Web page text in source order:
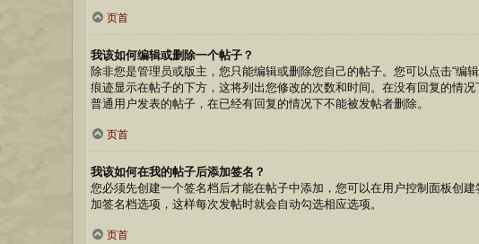
页首
我该如何编辑或删除一个帖子？
除非您是管理员或版主，您只能编辑或删除您自己的帖子。您可以点击“
痕迹显示在帖子的下方，这将列出您修改的次数和时间。在没有回复的情
普通用户发表的帖子，在已经有回复的情况下不能被发帖者删除。
页首
我该如何在我的帖子后添加签名？
您必须先创建一个签名档后才能在帖子中添加，您可以在用户控制面板创
加签名档选项，这样每次发帖时就会自动勾选相应选项。
页首